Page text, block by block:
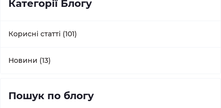
Категорії Блогу
Корисні статті (101)
Новини (13)
Пошук по блогу